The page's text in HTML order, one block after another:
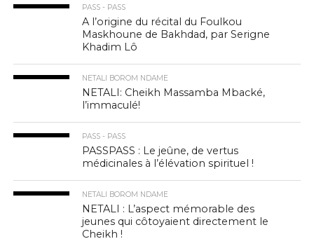
PASS - PASS
A l’origine du récital du Foulkou
Maskhoune de Bakhdad, par Serigne
Khadim Lô
NETALI BOROM NDAME
NETALI: Cheikh Massamba Mbacké,
l’immaculé!
PASS - PASS
PASSPASS : Le jeûne, de vertus
médicinales à l’élévation spirituel !
NETALI BOROM NDAME
NETALI : L’aspect mémorable des
jeunes qui côtoyaient directement le
Cheikh !